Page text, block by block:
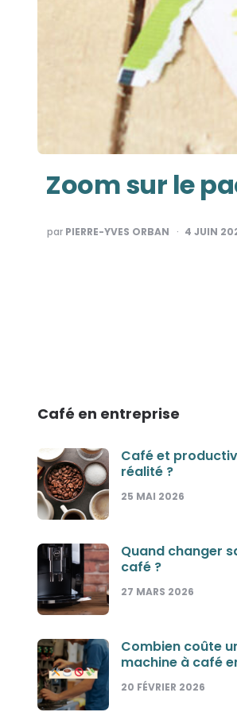
Zoom sur le
PUBLIÉ
PAR
par PIERRE-YVES ORBAN 4 JUIN
Café en entreprise
Café et
réalité ?
25 MAI 2026
Quand changer
café ?
27 MARS 2026
Combien coûte
machine à café
20 FÉVRIER 2026